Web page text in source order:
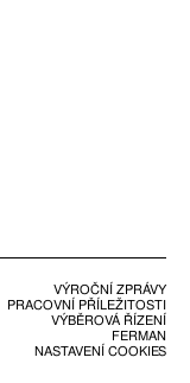
VÝROČNÍ ZPRÁVY
PRACOVNÍ PŘÍLEŽITOSTI
VÝBĚROVÁ ŘÍZENÍ
FERMAN
NASTAVENÍ COOKIES